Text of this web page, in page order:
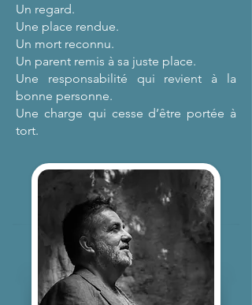
Un regard.
Une place rendue.
Un mort reconnu.
Un parent remis à sa juste place.
Une responsabilité qui revient à la
bonne personne.
Une charge qui cesse d’être portée à
tort.